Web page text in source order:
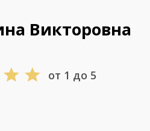
Викторовна
от 1 до 5